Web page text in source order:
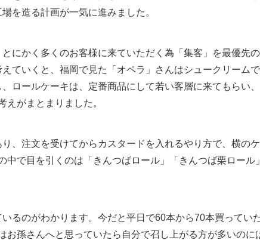
を造る計画が一気に進みました。
にかく多くのお客様に来ていただく為「集客」を最優先
えていくと、福岡で見た「オペラ」さんはシュークリーム
ロールケーキは、定番商品にして若い客層に来てもらい
がまとまりました。
、注文を受けてからカスタードを入れるやり方で、横の
で目を引くのは「きんつばロール」「きんつば栗ロール」
るのがわかります。今だと平日で60本から70本買ってい
孫さんへと思っていたら自分で召し上がる方が多いのに